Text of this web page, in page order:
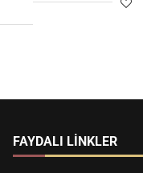
FAYDALI LINKLER